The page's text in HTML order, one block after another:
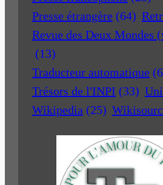
Presse étrangère (64)
Revue des Deux Mondes
(13)
Traducteur automatique
Trésors de l'INPI (33)
Wikipedia (25)